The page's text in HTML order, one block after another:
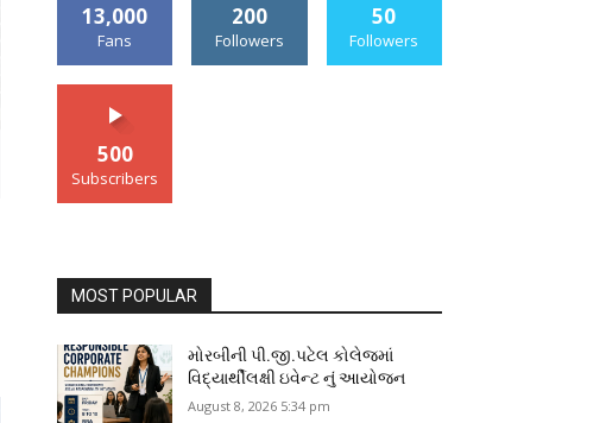
13,000
Fans
200
Followers
50
Followers
500
Subscribers
MOST POPULAR
મોરબીની પી.જી.પટેલ કોલેજમાં
વિદ્યાર્થીલક્ષી ઇવેન્ટ નું આયોજન
August 8, 2026 5:34 pm